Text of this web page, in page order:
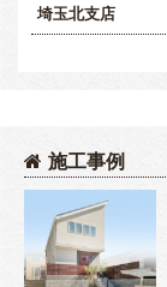
埼玉北支店
施工事例